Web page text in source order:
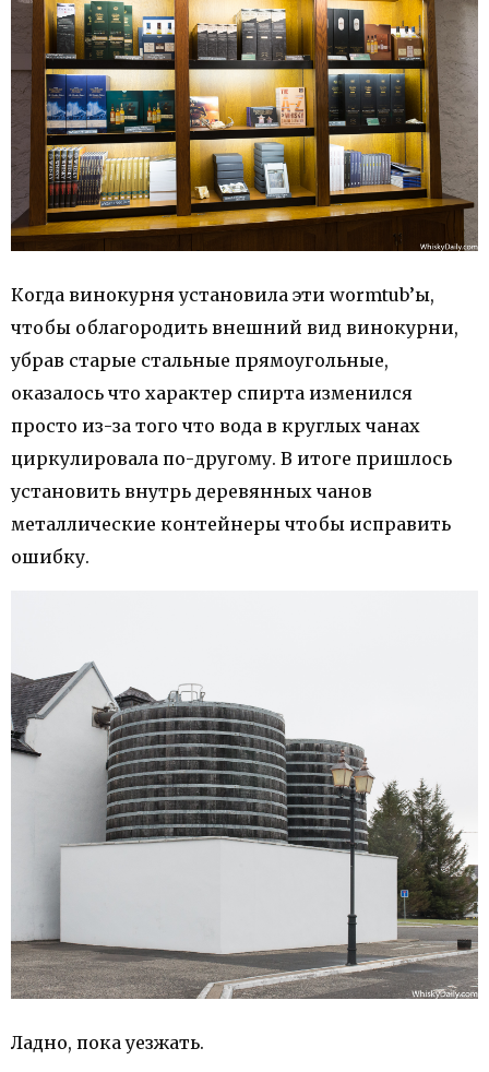
Когда винокурня установила эти wormtub’ы,
чтобы облагородить внешний вид винокурни,
убрав старые стальные прямоугольные,
оказалось что характер спирта изменился
просто из-за того что вода в круглых чанах
циркулировала по-другому. В итоге пришлось
установить внутрь деревянных чанов
металлические контейнеры чтобы исправить
ошибку.
Ладно, пока уезжать.